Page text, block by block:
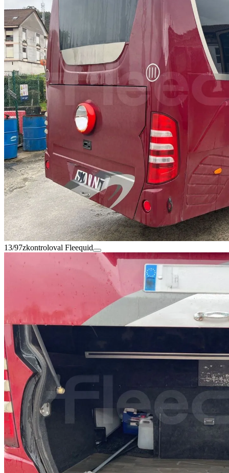
13/97zkontroloval Fleequid